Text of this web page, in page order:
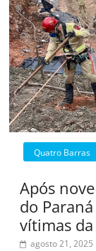
Quatro Barras
Após
do
vítimas
agosto 21, 2025